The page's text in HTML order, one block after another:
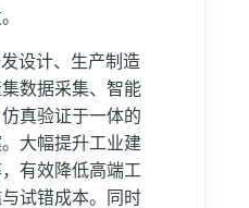
设计、生产制造
数据采集、智能
真验证于一体的
大幅提升工业建
有效降低高端工
试错成本。同时